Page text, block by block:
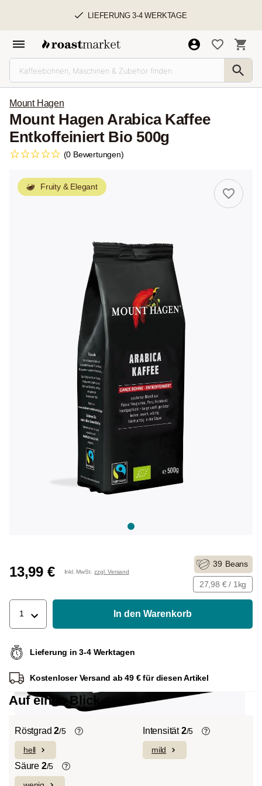
LIEFERUNG 3-4 WERKTAGE
Mount Hagen
Mount Hagen Arabica Kaffee
Entkoffeiniert Bio 500g
(0 Bewertungen)
Fruity & Elegant
13,99 € Inkl. MwSt. zzgl. Versand
39 Beans
27,98 € / 1kg
1 In den Warenkorb
Lieferung in 3-4 Werktagen
Kostenloser Versand ab 49 € für diesen Artikel
Auf einen Blick
Röstgrad2/5
Helle Röstung (Light-/Cinnamon-
Roast):Es dominieren ausgeprägte
Fruchtnoten und komplexe Säuren bei
hell
Intensität2/5
Die individuellen Aromen der
mild
Säure 2/5